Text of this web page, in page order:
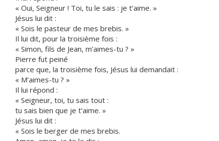
« Oui, Seigneur ! Toi, tu le sais : je t’aime. »
Jésus lui dit :
« Sois le pasteur de mes brebis. »
Il lui dit, pour la troisième fois :
« Simon, fils de Jean, m’aimes-tu ? »
Pierre fut peiné
parce que, la troisième fois, Jésus lui demandait :
« M’aimes-tu ? »
Il lui répond :
« Seigneur, toi, tu sais tout :
tu sais bien que je t’aime. »
Jésus lui dit :
« Sois le berger de mes brebis.